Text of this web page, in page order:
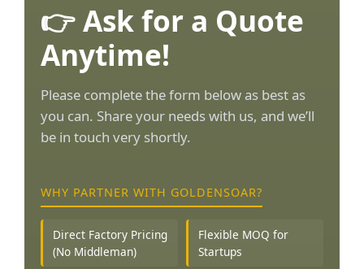
👉 Ask for a Quote
Anytime!
Please complete the form below as best as
you can. Share your needs with us, and we’ll
be in touch very shortly.
WHY PARTNER WITH GOLDENSOAR?
Direct Factory Pricing
(No Middleman)
Flexible MOQ for
Startups